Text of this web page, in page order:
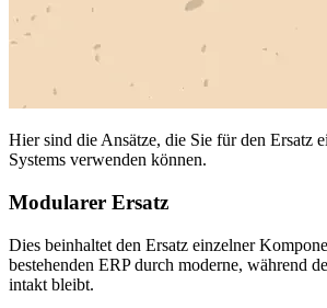
Hier sind die Ansätze, die Sie für den Ersatz
Systems verwenden können.
Modularer Ersatz
Dies beinhaltet den Ersatz einzelner
bestehenden ERP durch moderne, während
intakt bleibt.